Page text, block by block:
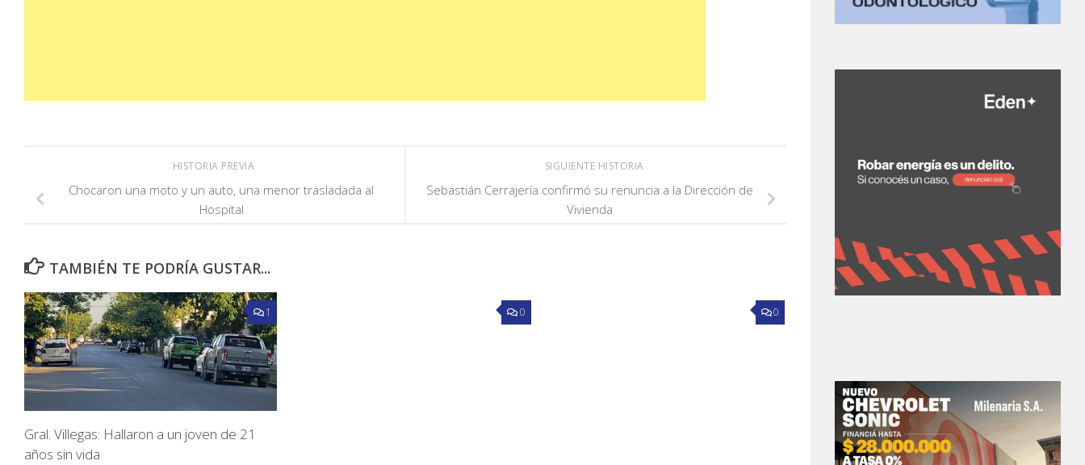
SIGUIENTE HISTORIA
Sebastián Cerrajería confirmó su renuncia a la Dirección de
Vivienda
HISTORIA PREVIA
Chocaron una moto y un auto, una menor trasladada al
Hospital
TAMBIÉN TE PODRÍA GUSTAR...
1
Gral. Villegas: Hallaron a un joven de 21
años sin vida
0 0